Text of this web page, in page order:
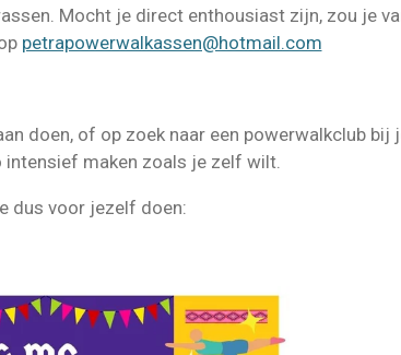
Mocht je direct enthousiast zijn, zou je
petrapowerwalkassen@hotmail.com
doen, of op zoek naar een powerwalkclub bij
intensief maken zoals je zelf wilt.
dus voor jezelf doen: